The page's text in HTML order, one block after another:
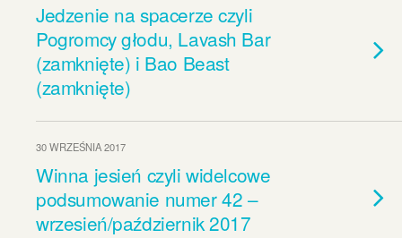
Jedzenie na spacerze czyli
Pogromcy głodu, Lavash Bar
(zamknięte) i Bao Beast
(zamknięte)
30 WRZEŚNIA 2017
Winna jesień czyli widelcowe
podsumowanie numer 42 –
wrzesień/październik 2017